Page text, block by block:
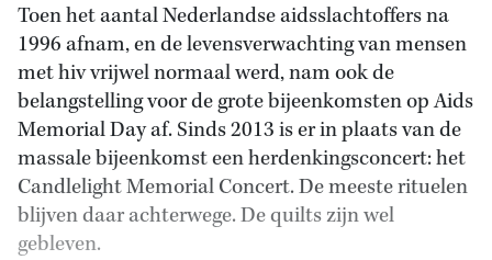
Toen het aantal Nederlandse aidsslachtoffers na
1996 afnam, en de levensverwachting van mensen
met hiv vrijwel normaal werd, nam ook de
belangstelling voor de grote bijeenkomsten op Aids
Memorial Day af. Sinds 2013 is er in plaats van de
massale bijeenkomst een herdenkingsconcert: het
Candlelight Memorial Concert. De meeste rituelen
blijven daar achterwege. De quilts zijn wel
gebleven.